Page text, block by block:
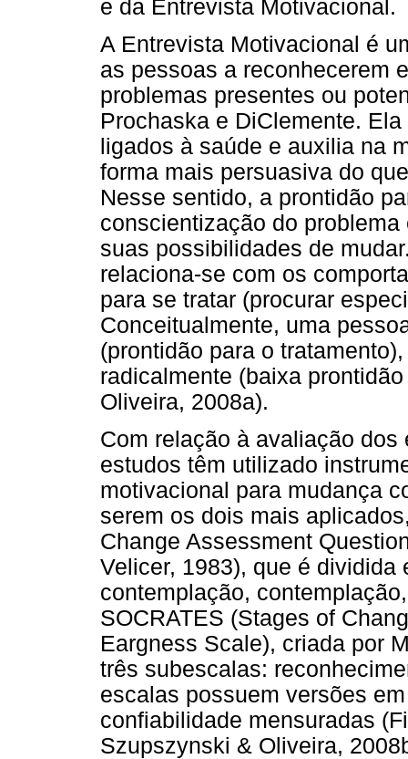
e da Entrevista Motivacional.
A Entrevista Motivacional é
as pessoas a reconhecerem
problemas presentes ou
Prochaska e DiClemente.
ligados à saúde e auxilia na
forma mais persuasiva do
Nesse sentido, a prontidão
conscientização do
suas possibilidades de
relaciona-se com os
para se tratar (procurar
Conceitualmente, uma
(prontidão para o
radicalmente (baixa
Oliveira, 2008a).
Com relação à avaliação
estudos têm utilizado
motivacional para mudança
serem os dois mais
Change Assessment
Velicer, 1983), que é dividida
contemplação,
SOCRATES (Stages of
Eargness Scale), criada por
três subescalas:
escalas possuem versões
confiabilidade mensuradas
Szupszynski & Oliveira,